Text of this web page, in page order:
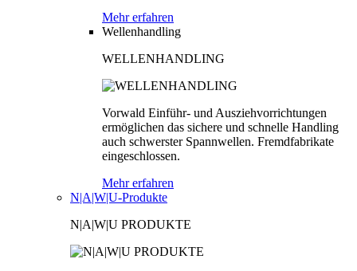
Mehr erfahren
Wellenhandling
WELLENHANDLING
Vorwald Einführ- und Ausziehvorrichtungen
ermöglichen das sichere und schnelle Handling
auch schwerster Spannwellen. Fremdfabrikate
eingeschlossen.
Mehr erfahren
N|A|W|U-Produkte
N|A|W|U PRODUKTE